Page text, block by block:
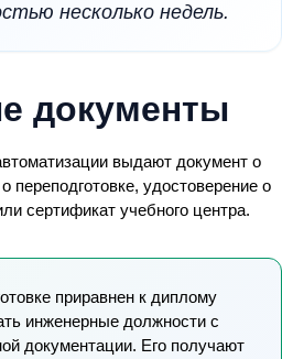
несколько недель.
документы
выдают документ о
удостоверение о
сертификат учебного центра.
приравнен к диплому
инженерные должности с
документации. Его получают